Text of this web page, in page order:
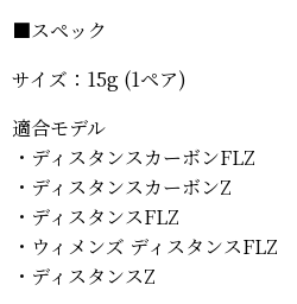
■スペック
サイズ：15g (1ペア)
適合モデル
・ディスタンスカーボンFLZ
・ディスタンスカーボンZ
・ディスタンスFLZ
・ウィメンズ ディスタンスFLZ
・ディスタンスZ